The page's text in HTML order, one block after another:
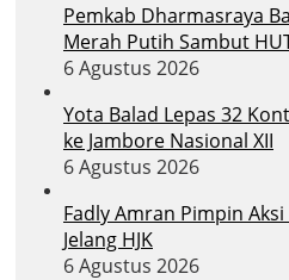
Pemkab Dharmasraya
Merah Putih Sambut
6 Agustus 2026
Yota Balad Lepas 32
ke Jambore Nasional XII
6 Agustus 2026
Fadly Amran Pimpin
Jelang HJK
6 Agustus 2026